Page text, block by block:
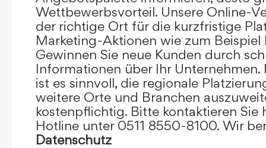
Wettbewerbsvorteil. Unsere Online-
der richtige Ort für die kurzfristige
Marketing-Aktionen wie zum Beispiel
Gewinnen Sie neue Kunden durch
Informationen über Ihr Unternehmen.
ist es sinnvoll, die regionale
weitere Orte und Branchen
kostenpflichtig. Bitte kontaktieren Sie
Hotline unter 0511 8550-8100. Wir
Datenschutz